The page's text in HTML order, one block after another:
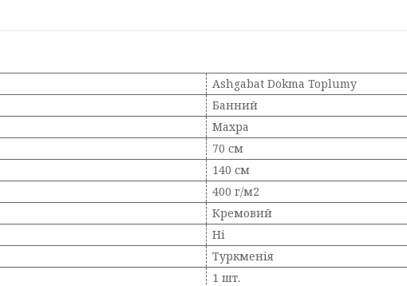
Ashgabat Dokma Toplumy
Банний
Махра
70 см
140 см
400 г/м2
Кремовий
Ні
Туркменія
1 шт.